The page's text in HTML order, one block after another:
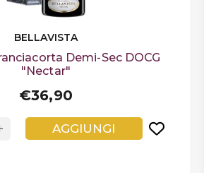
BELLAVISTA
Demi-Sec DOCG
"Nectar"
€36,90
AGGIUNGI